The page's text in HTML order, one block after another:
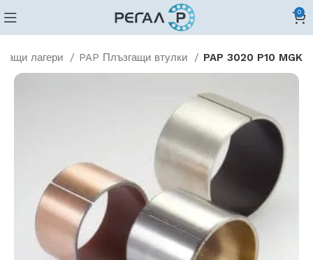
0
лагери PAP Плъзгащи втулки PAP 3020 P10 MGK